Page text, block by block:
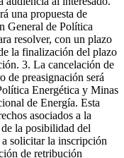
una propuesta de
General de Política
resolver, con un plazo
la finalización del plazo
3. La cancelación de
de preasignación será
Energética y Minas
de Energía. Esta
asociados a la
la posibilidad del
solicitar la inscripción
de retribución